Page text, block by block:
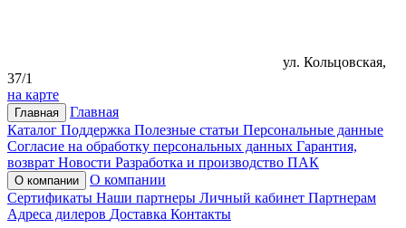
ул. Кольцовская,
37/1
на карте
Главная
Главная
Каталог Поддержка Полезные статьи Персональные данные
Согласие на обработку персональных данных Гарантия,
возврат Новости Разработка и производство ПАК
О компании
О компании
Сертификаты Наши партнеры Личный кабинет Партнерам
Адреса дилеров Доставка Контакты